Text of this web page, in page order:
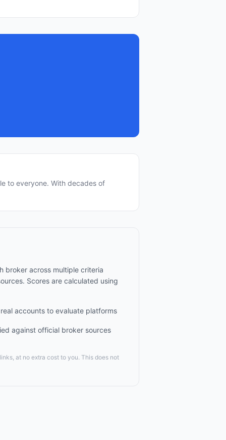
to everyone. With decades of
broker across multiple criteria
Scores are calculated using
accounts to evaluate platforms
against official broker sources
at no extra cost to you. This does not